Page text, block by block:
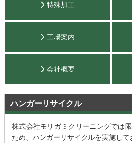
特殊加工
工場案内
会社概要
ハンガーリサイクル
株式会社モリガミクリーニングでは
ため、ハンガーリサイクルを実施して